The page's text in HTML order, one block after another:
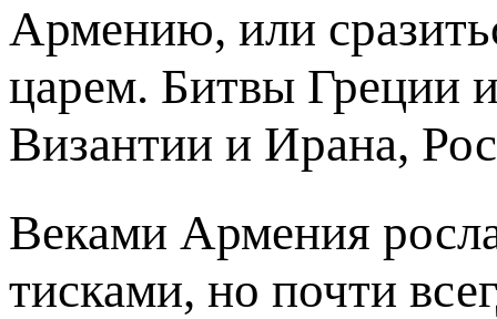
Армению, или
царем. Битвы Греции
Византии и Ирана,
Веками Армения
тисками, но почти